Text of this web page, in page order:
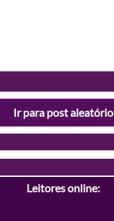
Ir para post aleatório
Leitores online: